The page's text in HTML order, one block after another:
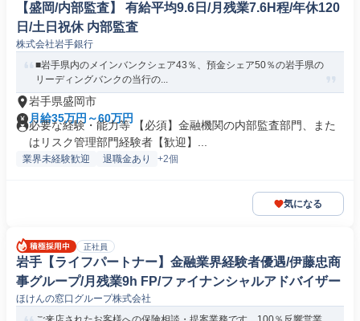
【盛岡/内部監査】 有給平均9.6日/月残業7.6H程/年休120
日/土日祝休 内部監査
株式会社岩手銀行
■岩手県内のメインバンクシェア43％、預金シェア50％の岩手県の
リーディングバンクの当行の...
岩手県盛岡市
月給35万円～60万円
必要な経験・能力等 【必須】金融機関の内部監査部門、また
はリスク管理部門経験者【歓迎】...
業界未経験歓迎 退職金あり +2個
気になる
正社員
岩手【ライフパートナー】金融業界経験者優遇/伊藤忠商
事グループ/月残業9h FP/ファイナンシャルアドバイザー
ほけんの窓口グループ株式会社